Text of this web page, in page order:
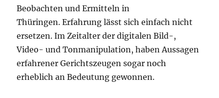
Beobachten und Ermitteln in
Thüringen. Erfahrung lässt sich einfach nicht
ersetzen. Im Zeitalter der digitalen Bild-,
Video- und Tonmanipulation, haben Aussagen
erfahrener Gerichtszeugen sogar noch
erheblich an Bedeutung gewonnen.